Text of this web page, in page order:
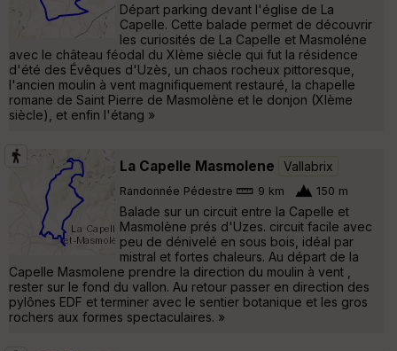
Départ parking devant l'église de La
Capelle. Cette balade permet de découvrir
les curiosités de La Capelle et Masmoléne
avec le château féodal du XIème siècle qui fut la résidence
d'été des Évêques d'Uzès, un chaos rocheux pittoresque,
l'ancien moulin à vent magnifiquement restauré, la chapelle
romane de Saint Pierre de Masmolène et le donjon (XIème
siècle), et enfin l'étang »
La Capelle Masmolene Vallabrix
Randonnée Pédestre 9 km 150 m
Balade sur un circuit entre la Capelle et
Masmolène prés d'Uzes. circuit facile avec
peu de dénivelé en sous bois, idéal par
mistral et fortes chaleurs. Au départ de la
Capelle Masmolene prendre la direction du moulin à vent ,
rester sur le fond du vallon. Au retour passer en direction des
pylônes EDF et terminer avec le sentier botanique et les gros
rochers aux formes spectaculaires. »